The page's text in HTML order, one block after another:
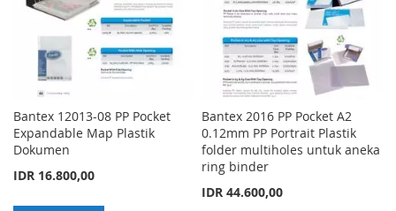
Bantex 12013-08 PP Pocket
Expandable Map Plastik
Dokumen
IDR 16.800,00
Bantex 2016 PP Pocket A2
0.12mm PP Portrait Plastik
folder multiholes untuk aneka
ring binder
IDR 44.600,00